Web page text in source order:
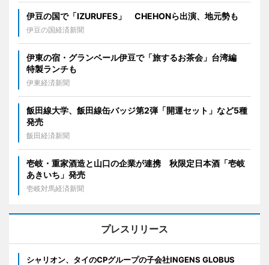
伊豆の国で「IZURUFES」 CHEHONら出演、地元勢も
伊豆の国経済新聞
伊東の宿・グランベール伊豆で「旅するお茶会」台湾編
特製ランチも
伊東経済新聞
飯田線大学、飯田線缶バッジ第2弾「開運セット」など5種
発売
飯田経済新聞
壱岐・重家酒造と山口の企業が連携 秋限定日本酒「壱岐
あきいち」発売
壱岐対馬経済新聞
プレスリリース
シャリオン、タイのCPグループの子会社INGENS GLOBUS